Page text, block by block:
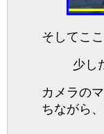
そしてこ
少し
カメラの
ちながら